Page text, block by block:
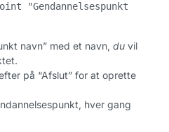
"Gendannelsespunkt
navn” med et navn, du vil
på “Afslut” for at oprette
hver gang